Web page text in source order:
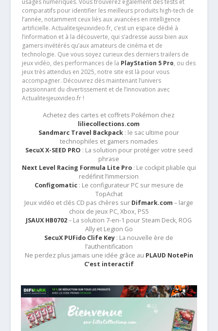
comparatifs pour identifier les meilleurs produits high-tech de
l’année, notamment ceux liés aux avancées en intelligence
artificielle. Actualitesjeuxvideo.fr, c’est un espace dédié à
l’information et à la découverte, qui s’adresse aussi bien aux
gamers invétérés qu’aux amateurs de cinéma et de
technologie. Que vous soyez curieux des derniers trailers de
jeux vidéo, des performances de la PlayStation 5 Pro, ou des
jeux très attendus en 2025, notre site est là pour vous
accompagner. Découvrez dès maintenant l’univers
passionnant du divertissement et de l’innovation avec
Actualitesjeuxvideo.fr !
Achetez des cartes et coffrets Pokémon chez
liliecollections.com
Sandmarc Travel Backpack : le sac ultime pour
technophiles et gamers nomades
SecuX X-SEED PRO : La solution pour protéger votre seed
phrase
Next Level Racing Formula Lite Pro: Le cockpit pliable qui
redéfinit l’immersion
Configomatic: Le configurateur PC sur mesure de
TopAchat
Jeux vidéo et clés CD pas chères sur Difmark.com – large
choix de jeux PC, Xbox, PS5
JSAUX HB0702– La solution 7-en-1 pour Steam Deck, ROG
Ally et Legion Go
SecuX PUFido Clife Key : La nouvelle ère de
l’authentification
Ne perdez plus jamais une idée grâce au PLAUD NotePin
C’est interactif